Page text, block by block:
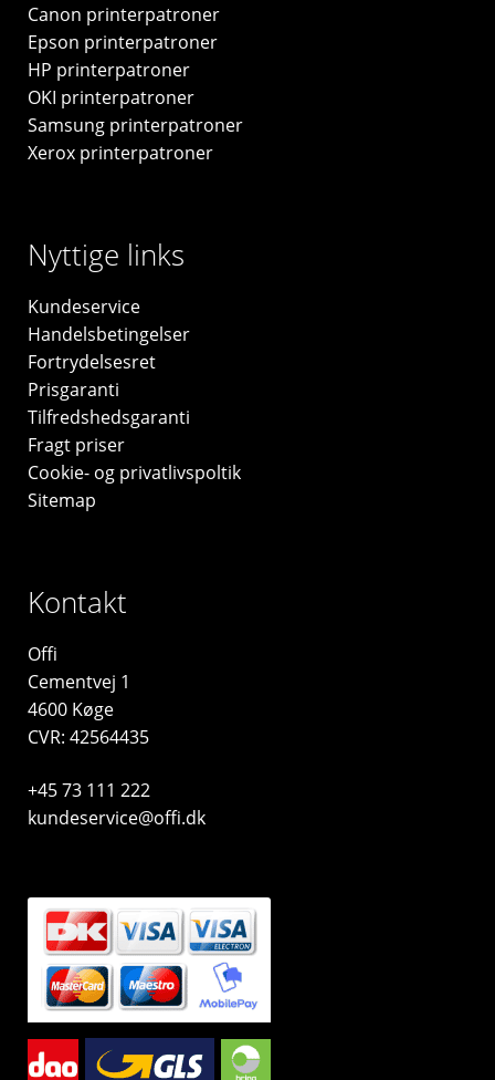
Canon printerpatroner
Epson printerpatroner
HP printerpatroner
OKI printerpatroner
Samsung printerpatroner
Xerox printerpatroner
Nyttige links
Kundeservice
Handelsbetingelser
Fortrydelsesret
Prisgaranti
Tilfredshedsgaranti
Fragt priser
Cookie- og privatlivspoltik
Sitemap
Kontakt
Offi
Cementvej 1
4600 Køge
CVR: 42564435
+45 73 111 222
kundeservice@offi.dk